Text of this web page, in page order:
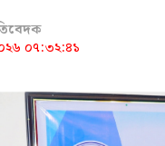
০৭:৩২:৪১